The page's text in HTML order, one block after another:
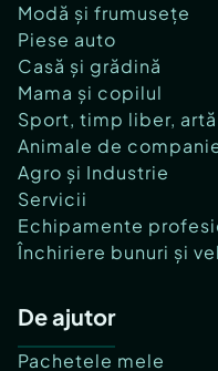
Modă și frumusețe
Piese auto
Casă și grădină
Mama și copilul
Sport, timp liber, artă
Animale de
Agro și Industrie
Servicii
Echipamente
Închiriere bunuri și
De ajutor
Pachetele mele